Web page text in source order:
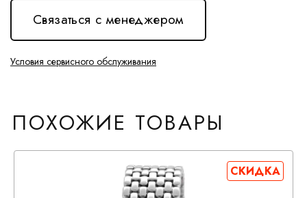
Связаться с менеджером
Условия сервисного обслуживания
ПОХОЖИЕ ТОВАРЫ
СКИДКА